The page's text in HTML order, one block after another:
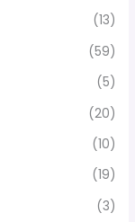
(13)
(59)
(5)
(20)
(10)
(19)
(3)